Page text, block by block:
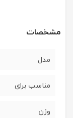
مشخصات
مدل
مناسب برای
وزن